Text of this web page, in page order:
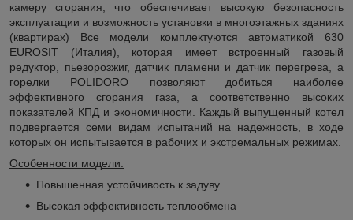
камеру сгорания, что обеспечивает высокую безопасность
эксплуатации и возможность установки в многоэтажных зданиях
(квартирах) Все модели комплектуются автоматикой 630
EUROSIT (Италия), которая имеет встроенный газовый
редуктор, пьезорозжиг, датчик пламени и датчик перегрева, а
горелки POLIDORO позволяют добиться наиболее
эффективного сгорания газа, а соответственно высоких
показателей КПД и экономичности. Каждый выпущенный котел
подвергается семи видам испытаний на надежность, в ходе
которых он испытывается в рабочих и экстремальных режимах.
Особенности модели:
Повышенная устойчивость к задуву
Высокая эффективность теплообмена